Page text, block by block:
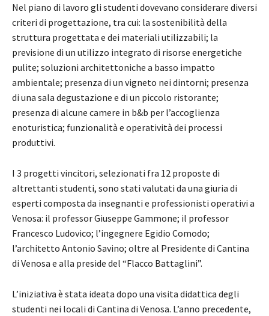
Nel piano di lavoro gli studenti dovevano considerare diversi
criteri di progettazione, tra cui: la sostenibilità della
struttura progettata e dei materiali utilizzabili; la
previsione di un utilizzo integrato di risorse energetiche
pulite; soluzioni architettoniche a basso impatto
ambientale; presenza di un vigneto nei dintorni; presenza
di una sala degustazione e di un piccolo ristorante;
presenza di alcune camere in b&b per l’accoglienza
enoturistica; funzionalità e operatività dei processi
produttivi.
I 3 progetti vincitori, selezionati fra 12 proposte di
altrettanti studenti, sono stati valutati da una giuria di
esperti composta da insegnanti e professionisti operativi a
Venosa: il professor Giuseppe Gammone; il professor
Francesco Ludovico; l’ingegnere Egidio Comodo;
l’architetto Antonio Savino; oltre al Presidente di Cantina
di Venosa e alla preside del “Flacco Battaglini”.
L’iniziativa è stata ideata dopo una visita didattica degli
studenti nei locali di Cantina di Venosa. L’anno precedente,